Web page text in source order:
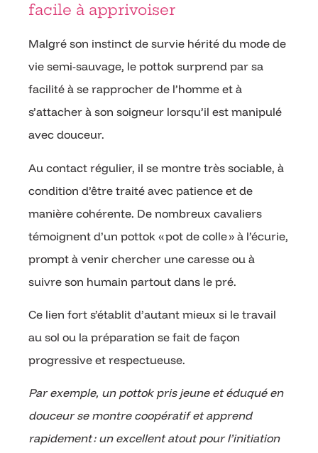
facile à apprivoiser
Malgré son instinct de survie hérité du mode de
vie semi-sauvage, le pottok surprend par sa
facilité à se rapprocher de l’homme et à
s’attacher à son soigneur lorsqu’il est manipulé
avec douceur.
Au contact régulier, il se montre très sociable, à
condition d’être traité avec patience et de
manière cohérente. De nombreux cavaliers
témoignent d’un pottok « pot de colle » à l’écurie,
prompt à venir chercher une caresse ou à
suivre son humain partout dans le pré.
Ce lien fort s’établit d’autant mieux si le travail
au sol ou la préparation se fait de façon
progressive et respectueuse.
Par exemple, un pottok pris jeune et éduqué en
douceur se montre coopératif et apprend
rapidement : un excellent atout pour l’initiation